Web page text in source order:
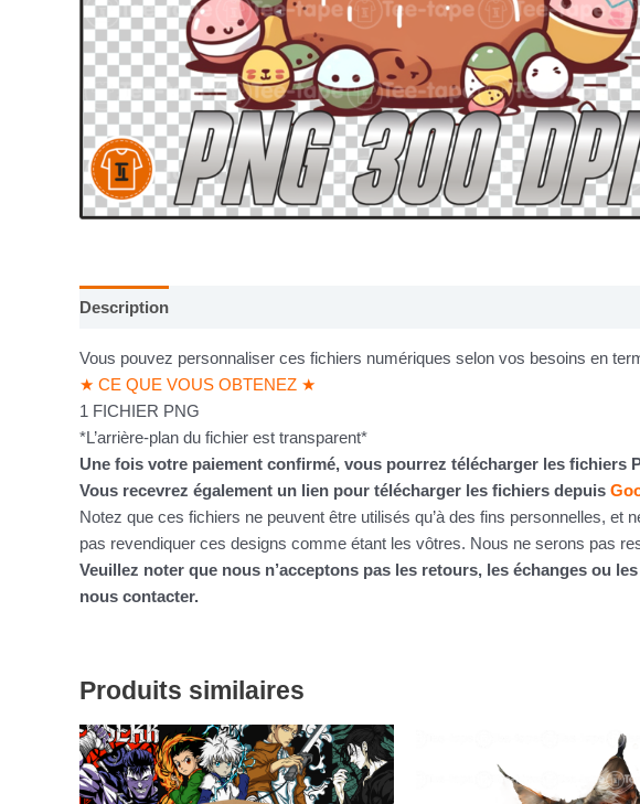
Description
Vous pouvez personnaliser ces fichiers numériques selon vos besoins en
★ CE QUE VOUS OBTENEZ ★
1 FICHIER PNG
*L’arrière-plan du fichier est transparent*
Une fois votre paiement confirmé, vous pourrez télécharger les fichiers
Vous recevrez également un lien pour télécharger les fichiers depuis
Notez que ces fichiers ne peuvent être utilisés qu’à des fins personnelles,
pas revendiquer ces designs comme étant les vôtres. Nous ne serons pas
Veuillez noter que nous n’acceptons pas les retours, les échanges ou
nous contacter.
Produits similaires